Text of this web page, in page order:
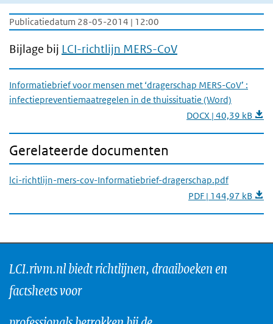
Publicatiedatum 28-05-2014 | 12:00
Bijlage bij LCI-richtlijn MERS-CoV
Informatiebrief voor mensen met ‘dragerschap MERS-CoV’ :
infectiepreventiemaatregelen in de thuissituatie (Word)
DOCX | 40,39 kB
Gerelateerde documenten
lci-richtlijn-mers-cov-Informatiebrief-dragerschap.pdf
PDF | 144,97 kB
LCI.rivm.nl biedt richtlijnen, draaiboeken en
factsheets voor